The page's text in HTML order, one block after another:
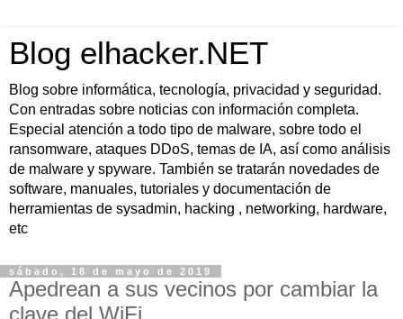
Blog elhacker.NET
Blog sobre informática, tecnología, privacidad y seguridad.
Con entradas sobre noticias con información completa.
Especial atención a todo tipo de malware, sobre todo el
ransomware, ataques DDoS, temas de IA, así como análisis
de malware y spyware. También se tratarán novedades de
software, manuales, tutoriales y documentación de
herramientas de sysadmin, hacking , networking, hardware,
etc
sábado, 18 de mayo de 2019
Apedrean a sus vecinos por cambiar la
clave del WiFi